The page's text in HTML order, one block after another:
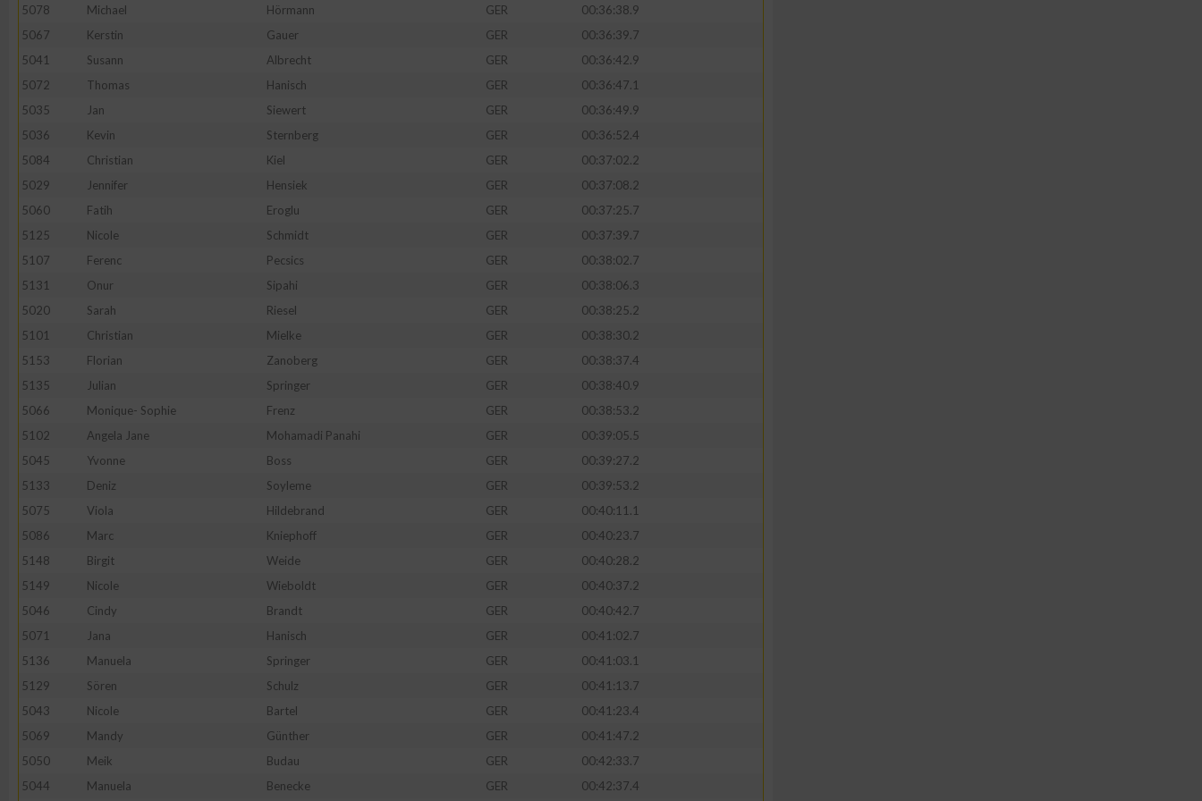
5078
Michael Hörmann GER
00:36:38.9
5067
Kerstin Gauer GER
00:36:39.7
5041
Susann Albrecht GER
00:36:42.9
5072
Thomas Hanisch GER
00:36:47.1
5035
Jan Siewert GER
00:36:49.9
5036
Kevin Sternberg GER
00:36:52.4
5084
Christian Kiel GER
00:37:02.2
5029
Jennifer Hensiek GER
00:37:08.2
5060
Fatih Eroglu GER
00:37:25.7
5125
Nicole Schmidt GER
00:37:39.7
5107
Ferenc Pecsics GER
00:38:02.7
5131
Onur Sipahi GER
00:38:06.3
5020
Sarah Riesel GER
00:38:25.2
5101
Christian Mielke GER
00:38:30.2
5153
Florian Zanoberg GER
00:38:37.4
5135
Julian Springer GER
00:38:40.9
5066
Monique- Sophie Frenz GER
00:38:53.2
5102
Angela Jane Mohamadi Panahi GER
00:39:05.5
5045
Yvonne Boss GER
00:39:27.2
5133
Deniz Soyleme GER
00:39:53.2
5075
Viola Hildebrand GER
00:40:11.1
5086
Marc Kniephoff GER
00:40:23.7
5148
Birgit Weide GER
00:40:28.2
5149
Nicole Wieboldt GER
00:40:37.2
5046
Cindy Brandt GER
00:40:42.7
5071
Jana Hanisch GER
00:41:02.7
5136
Manuela Springer GER
00:41:03.1
5129
Sören Schulz GER
00:41:13.7
5043
Nicole Bartel GER
00:41:23.4
5069
Mandy Günther GER
00:41:47.2
5050
Meik Budau GER
00:42:33.7
5044
Manuela Benecke GER 00:42:37.4
Erstellung von Profilen zur Personalisierung von Inhalten
Verwendung von Profilen zur Auswahl personalisierter Inhalte
verschiedenen Quellen
Entwicklung und Verbesserung der Angebote
Verwendung reduzierter Daten zur Auswahl von Inhalten
IAB-Besonderheiten:
Verwendung genauer Standortdaten
Nicht-IAB-Verarbeitungszwecke:
Performance
Funktional
Werbung